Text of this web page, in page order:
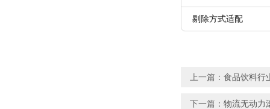
剔除方式适配
上一篇： 食品饮料行
下一篇： 物流无动力